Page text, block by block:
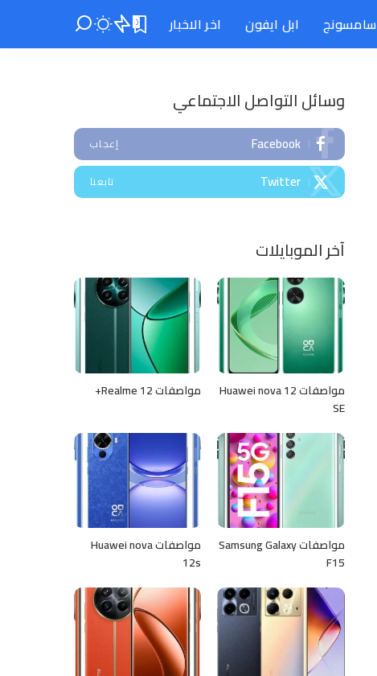
سامسونج ابل ايفون اخر الاخبار 0
وسائل التواصل الاجتماعي
Facebook إعجاب
Twitter تابعنا
آخر الموبايلات
مواصفات Huawei nova 12
SE
مواصفات Realme 12+
مواصفات Samsung Galaxy
F15
مواصفات Huawei nova
12s